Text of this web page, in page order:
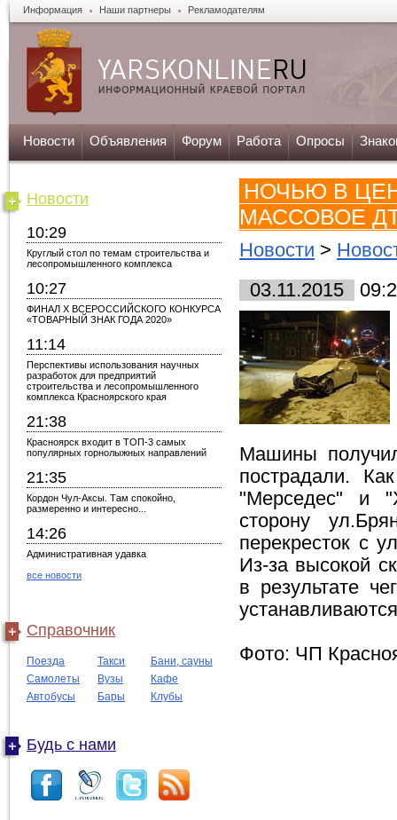
Информация Наши партнеры Рекламодателям
Новости Объявления Форум Работа Опросы
Новости
10:29
Круглый стол по темам строительства и
лесопромышленного комплекса
10:27
ФИНАЛ X ВСЕРОССИЙСКОГО КОНКУРСА
«ТОВАРНЫЙ ЗНАК ГОДА 2020»
11:14
Перспективы использования научных
разработок для предприятий
строительства и лесопромышленного
комплекса Красноярского края
21:38
Красноярск входит в ТОП-3 самых
популярных горнолыжных направлений
21:35
Кордон Чул-Аксы. Там спокойно,
размеренно и интересно...
14:26
Административная удавка
все новости
Справочник
Поезда Такси
Бани, сауны
Самолеты
Вузы
Кафе
Автобусы
Бары Клубы
Будь с нами
НОЧЬЮ В
МАССОВОЕ
Новости >
03.11.2015
Машины
пострадали.
"Мерседес" и
сторону
перекресток с
Из-за высокой
в результате
Фото: ЧП